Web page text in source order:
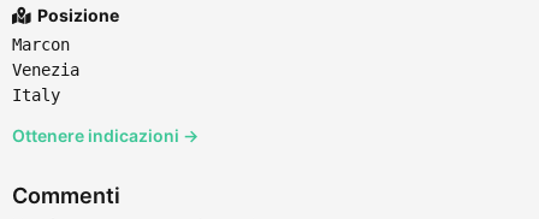
Posizione
Marcon
Venezia
Italy
Ottenere indicazioni →
Commenti